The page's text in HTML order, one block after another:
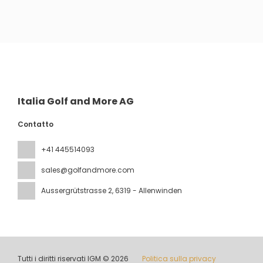
Italia Golf and More AG
Contatto
+41 445514093
sales@golfandmore.com
Aussergrütstrasse 2, 6319 - Allenwinden
Tutti i diritti riservati IGM © 2026 Politica sulla privacy